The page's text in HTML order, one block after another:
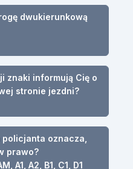
dwukierunkową
znaki informują Cię o
stronie jezdni?
oznacza,
prawo?
A1, A2, B1, C1, D1